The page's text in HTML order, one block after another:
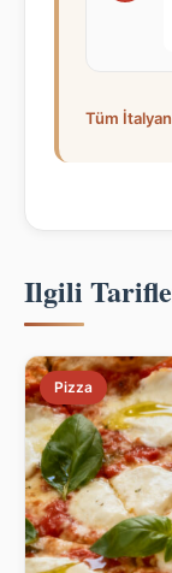
Tüm
Ilgili
Pizza